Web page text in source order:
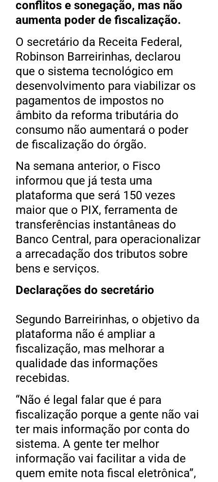
conflitos e sonegação, mas não
aumenta poder de fiscalização.
O secretário da Receita Federal,
Robinson Barreirinhas, declarou
que o sistema tecnológico em
desenvolvimento para viabilizar os
pagamentos de impostos no
âmbito da reforma tributária do
consumo não aumentará o poder
de fiscalização do órgão.
Na semana anterior, o Fisco
informou que já testa uma
plataforma que será 150 vezes
maior que o PIX, ferramenta de
transferências instantâneas do
Banco Central, para operacionalizar
a arrecadação dos tributos sobre
bens e serviços.
Declarações do secretário
Segundo Barreirinhas, o objetivo da
plataforma não é ampliar a
fiscalização, mas melhorar a
qualidade das informações
recebidas.
“Não é legal falar que é para
fiscalização porque a gente não vai
ter mais informação por conta do
sistema. A gente ter melhor
informação vai facilitar a vida de
quem emite nota fiscal eletrônica”,